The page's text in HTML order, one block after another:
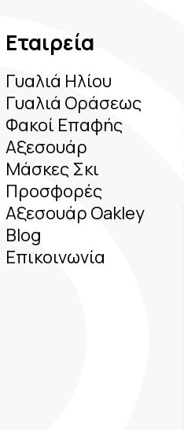
Εταιρεία
Γυαλιά Ηλίου
Γυαλιά Οράσεως
Φακοί Επαφής
Αξεσουάρ
Μάσκες Σκι
Προσφορές
Αξεσουάρ Oakley
Blog
Επικοινωνία